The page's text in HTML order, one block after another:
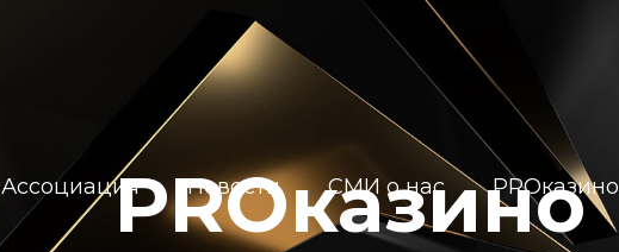
Ассоциация Новости СМИ о нас PROказино
PROказино